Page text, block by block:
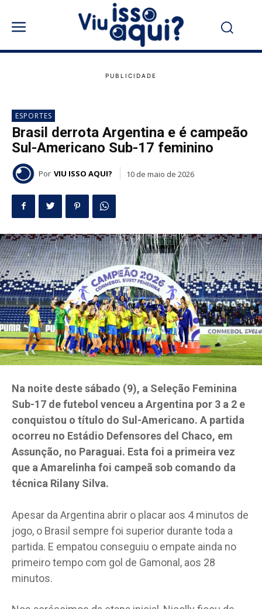
ESPORTES
Brasil derrota Argentina e é campeão
Sul-Americano Sub-17 feminino
Por VIU ISSO AQUI? 10 de maio de 2026
Na noite deste sábado (9), a Seleção Feminina
Sub-17 de futebol venceu a Argentina por 3 a 2 e
conquistou o título do Sul-Americano. A partida
ocorreu no Estádio Defensores del Chaco, em
Assunção, no Paraguai. Esta foi a primeira vez
que a Amarelinha foi campeã sob comando da
técnica Rilany Silva.
Apesar da Argentina abrir o placar aos 4 minutos de
jogo, o Brasil sempre foi superior durante toda a
partida. E empatou conseguiu o empate ainda no
primeiro tempo com gol de Gamonal, aos 28
minutos.